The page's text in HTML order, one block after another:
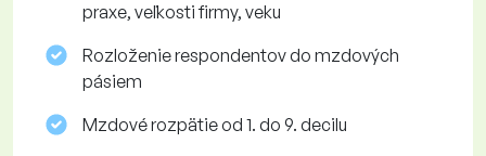
praxe, veľkosti firmy, veku
Rozloženie respondentov do mzdových
pásiem
Mzdové rozpätie od 1. do 9. decilu